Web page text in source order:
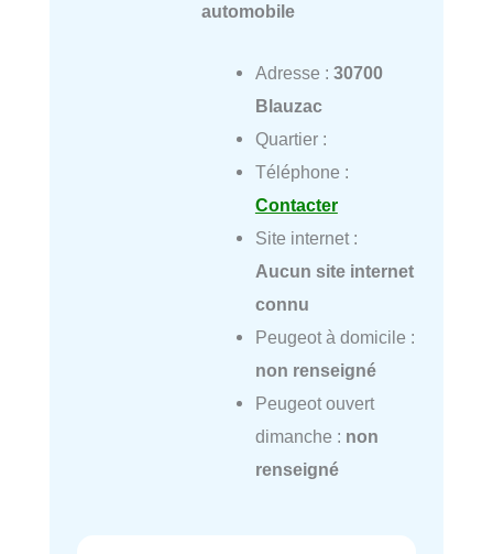
automobile
Adresse : 30700
Blauzac
Quartier :
Téléphone :
Contacter
Site internet :
Aucun site internet
connu
Peugeot à domicile :
non renseigné
Peugeot ouvert
dimanche : non
renseigné